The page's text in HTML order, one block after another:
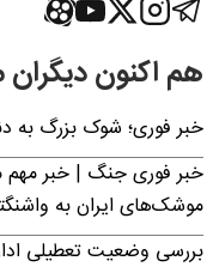
هم اکنون دیگران
خبر فوری؛‌ شوک بزرگ به
خبر فوری جنگ | خبر مهم
موشک‌های ایران به
بررسی وضعیت تعطیلی